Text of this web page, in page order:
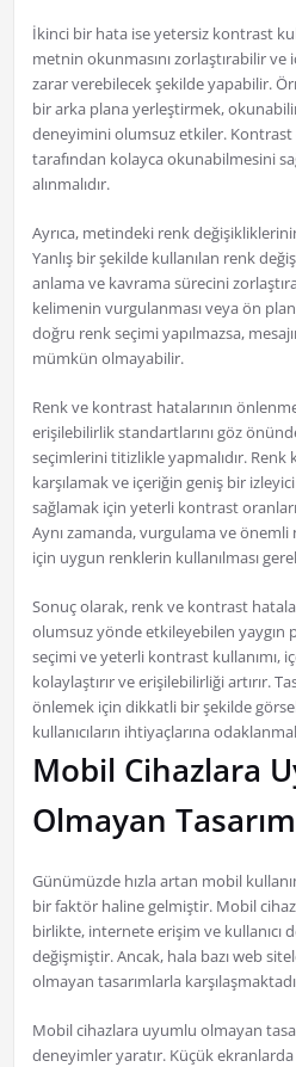
İkinci bir hata ise yetersiz kontrast
metnin okunmasını zorlaştırabilir
zarar verebilecek şekilde yapabilir.
bir arka plana yerleştirmek,
deneyimini olumsuz etkiler. Kontrast
tarafından kolayca okunabilmesini
alınmalıdır.
Ayrıca, metindeki renk
Yanlış bir şekilde kullanılan renk
anlama ve kavrama sürecini
kelimenin vurgulanması veya ön
doğru renk seçimi yapılmazsa,
mümkün olmayabilir.
Renk ve kontrast hatalarının
erişilebilirlik standartlarını göz
seçimlerini titizlikle yapmalıdır. Renk
karşılamak ve içeriğin geniş bir
sağlamak için yeterli kontrast
Aynı zamanda, vurgulama ve
için uygun renklerin kullanılması
Sonuç olarak, renk ve kontrast
olumsuz yönde etkileyebilen yaygın
seçimi ve yeterli kontrast kullanımı,
kolaylaştırır ve erişilebilirliği artırır.
önlemek için dikkatli bir şekilde
kullanıcıların ihtiyaçlarına
Mobil Cihazlara
Olmayan
Günümüzde hızla artan mobil
bir faktör haline gelmiştir. Mobil
birlikte, internete erişim ve kullanıcı
değişmiştir. Ancak, hala bazı web
olmayan tasarımlarla
Mobil cihazlara uyumlu olmayan
deneyimler yaratır. Küçük